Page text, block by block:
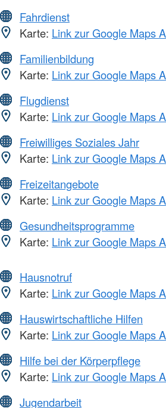
Fahrdienst
Karte: Link zur Google Maps
Familienbildung
Karte: Link zur Google Maps
Flugdienst
Karte: Link zur Google Maps
Freiwilliges Soziales Jahr
Karte: Link zur Google Maps
Freizeitangebote
Karte: Link zur Google Maps
Gesundheitsprogramme
Karte: Link zur Google Maps
Hausnotruf
Karte: Link zur Google Maps
Hauswirtschaftliche Hilfen
Karte: Link zur Google Maps
Hilfe bei der Körperpflege
Karte: Link zur Google Maps
Jugendarbeit